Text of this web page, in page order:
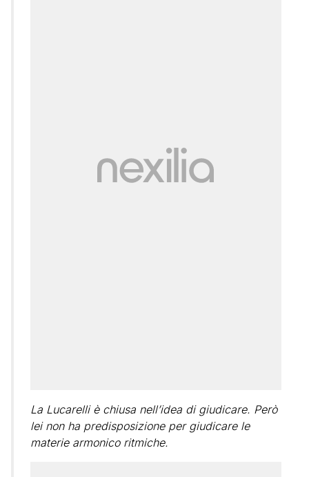
La Lucarelli è chiusa nell’idea di giudicare. Però
lei non ha predisposizione per giudicare le
materie armonico ritmiche.